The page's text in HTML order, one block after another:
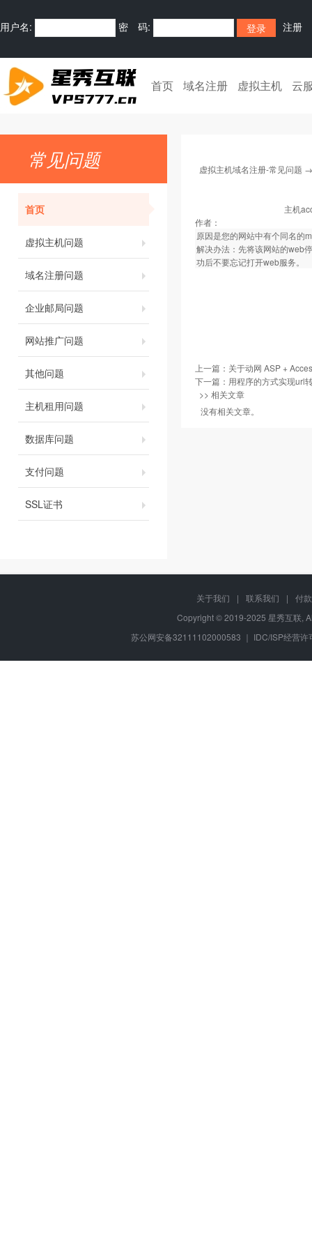
用户名: 密 码: 注册
首页 域名注册 虚拟主机 云
常见问题
首页
虚拟主机问题
域名注册问题
企业邮局问题
网站推广问题
其他问题
主机租用问题
数据库问题
支付问题
SSL证书
虚拟主机域名注册-常见问题
主机
作者：
原因是您的网站中有个同名的
解决办法：先将该网站的web
功后不要忘记打开web服务。
上一篇： 关于动网 ASP +
下一篇： 用程序的方式实现url
>> 相关文章
没有相关文章。
关于我们 | 联系我们 |
付
Copyright © 2019-2025 星秀互联,
苏公网安备32111102000583 ｜ IDC/ISP经营